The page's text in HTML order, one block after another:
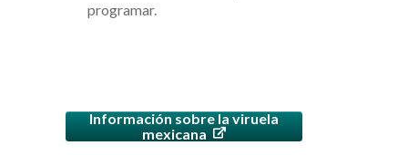
programar.
Información sobre la viruela
mexicana